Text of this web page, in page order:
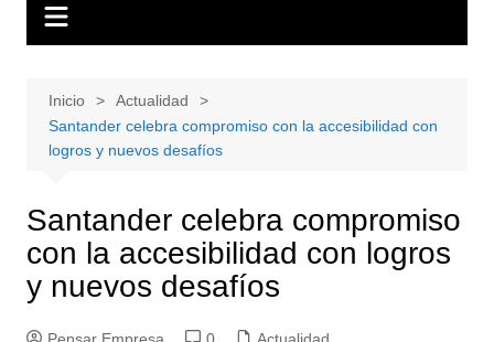
Inicio
Actualidad
Santander celebra compromiso con la accesibilidad con
logros y nuevos desafíos
Santander celebra compromiso
con la accesibilidad con logros
y nuevos desafíos